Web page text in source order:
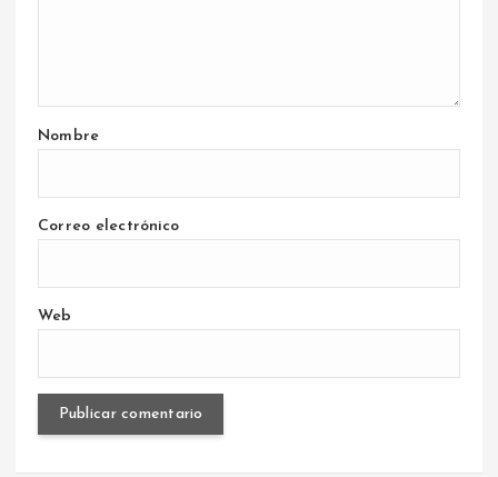
Nombre
Correo electrónico
Web